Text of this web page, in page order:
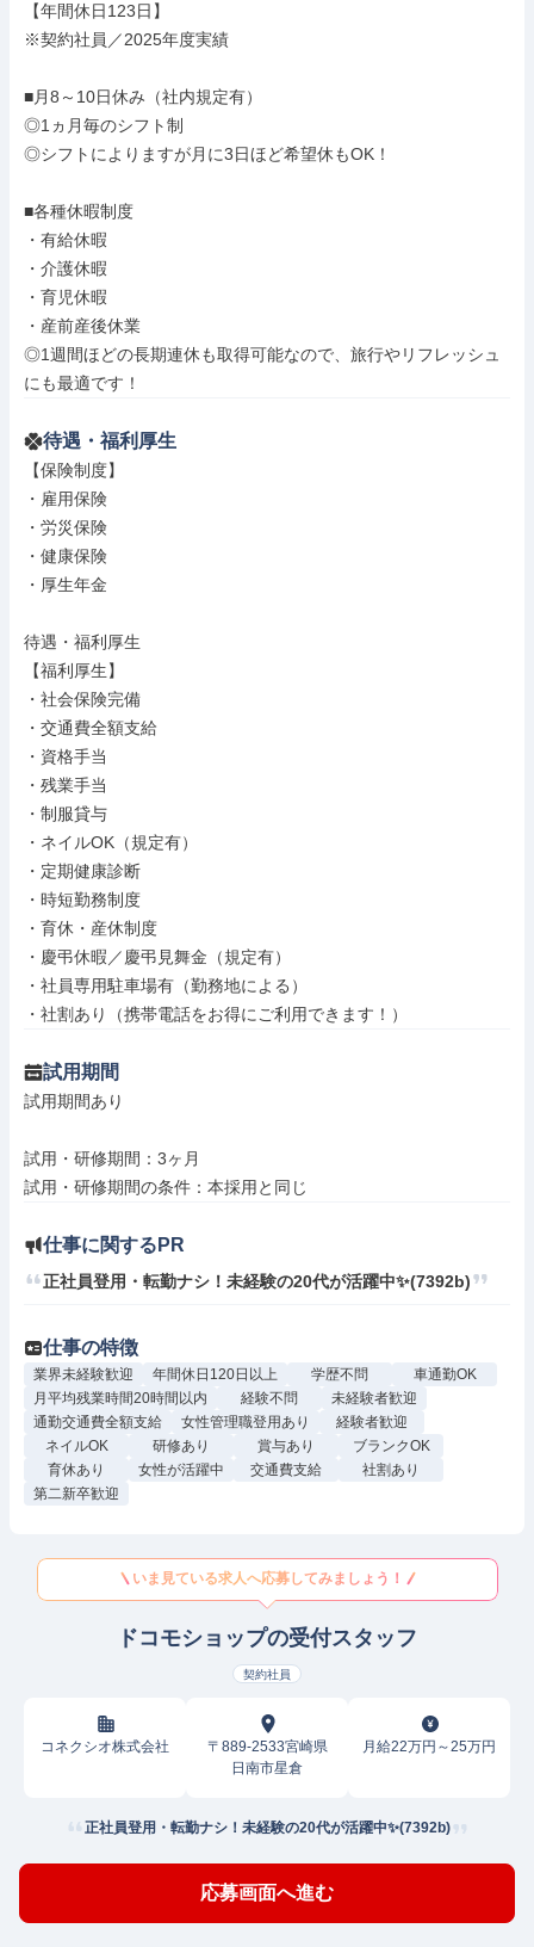
【年間休日123日】
※契約社員／2025年度実績
■月8～10日休み（社内規定有）
◎1ヵ月毎のシフト制
◎シフトによりますが月に3日ほど希望休もOK！
■各種休暇制度
・有給休暇
・介護休暇
・育児休暇
・産前産後休業
◎1週間ほどの長期連休も取得可能なので、旅行やリフレッシュ
にも最適です！
待遇・福利厚生
【保険制度】
・雇用保険
・労災保険
・健康保険
・厚生年金
待遇・福利厚生
【福利厚生】
・社会保険完備
・交通費全額支給
・資格手当
・残業手当
・制服貸与
・ネイルOK（規定有）
・定期健康診断
・時短勤務制度
・育休・産休制度
・慶弔休暇／慶弔見舞金（規定有）
・社員専用駐車場有（勤務地による）
・社割あり（携帯電話をお得にご利用できます！）
試用期間
試用期間あり
試用・研修期間：3ヶ月
仕事に関するPR
正社員登用・転勤ナシ！未経験の20代が活躍中✨(7392b)
仕事の特徴
業界未経験歓迎 年間休日120日以上 学歴不問
車通勤OK
月平均残業時間20時間以内
経験不問
未経験者歓迎
通勤交通費全額支給
女性管理職登用あり
経験者歓迎
ネイルOK
研修あり 賞与あり
ブランクOK
育休あり
女性が活躍中 交通費支給
社割あり
第二新卒歓迎
いま見ている求人へ応募してみましょう！
ドコモショップの受付スタッフ
契約社員
コネクシオ株式会社
〒889-2533宮崎県
日南市星倉
月給22万円～25万円
正社員登用・転勤ナシ！未経験の20代が活躍中✨(7392b)
応募画面へ進む